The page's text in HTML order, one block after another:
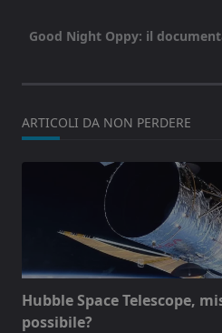
reader-
Good Night Oppy: il
ARTICOLI DA NON PERDERE
Hubble Space Telescope,
possibile?